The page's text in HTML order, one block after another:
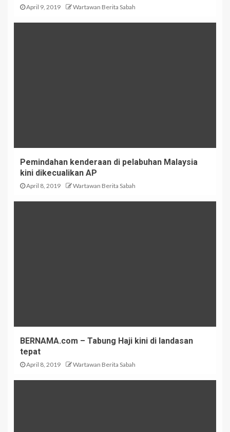
April 9, 2019 Wartawan Berita Sabah
Pemindahan kenderaan di pelabuhan Malaysia
kini dikecualikan AP
April 8, 2019 Wartawan Berita Sabah
BERNAMA.com – Tabung Haji kini di landasan
tepat
April 8, 2019 Wartawan Berita Sabah